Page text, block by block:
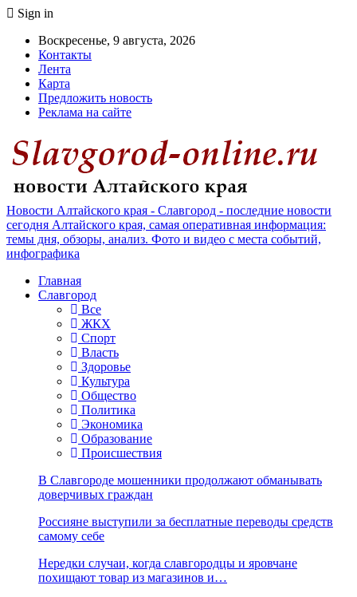
Sign in
Воскресенье, 9 августа, 2026
Контакты
Лента
Карта
Предложить новость
Реклама на сайте
Новости Алтайского края - Славгород - последние новости
сегодня Алтайского края, самая оперативная информация:
темы дня, обзоры, анализ. Фото и видео с места событий,
инфографика
Главная
Славгород
Все
ЖКХ
Спорт
Власть
Здоровье
Культура
Общество
Политика
Экономика
Образование
Происшествия
В Славгороде мошенники продолжают обманывать
доверчивых граждан
Россияне выступили за бесплатные переводы средств
самому себе
Нередки случаи, когда славгородцы и яровчане
похищают товар из магазинов и…